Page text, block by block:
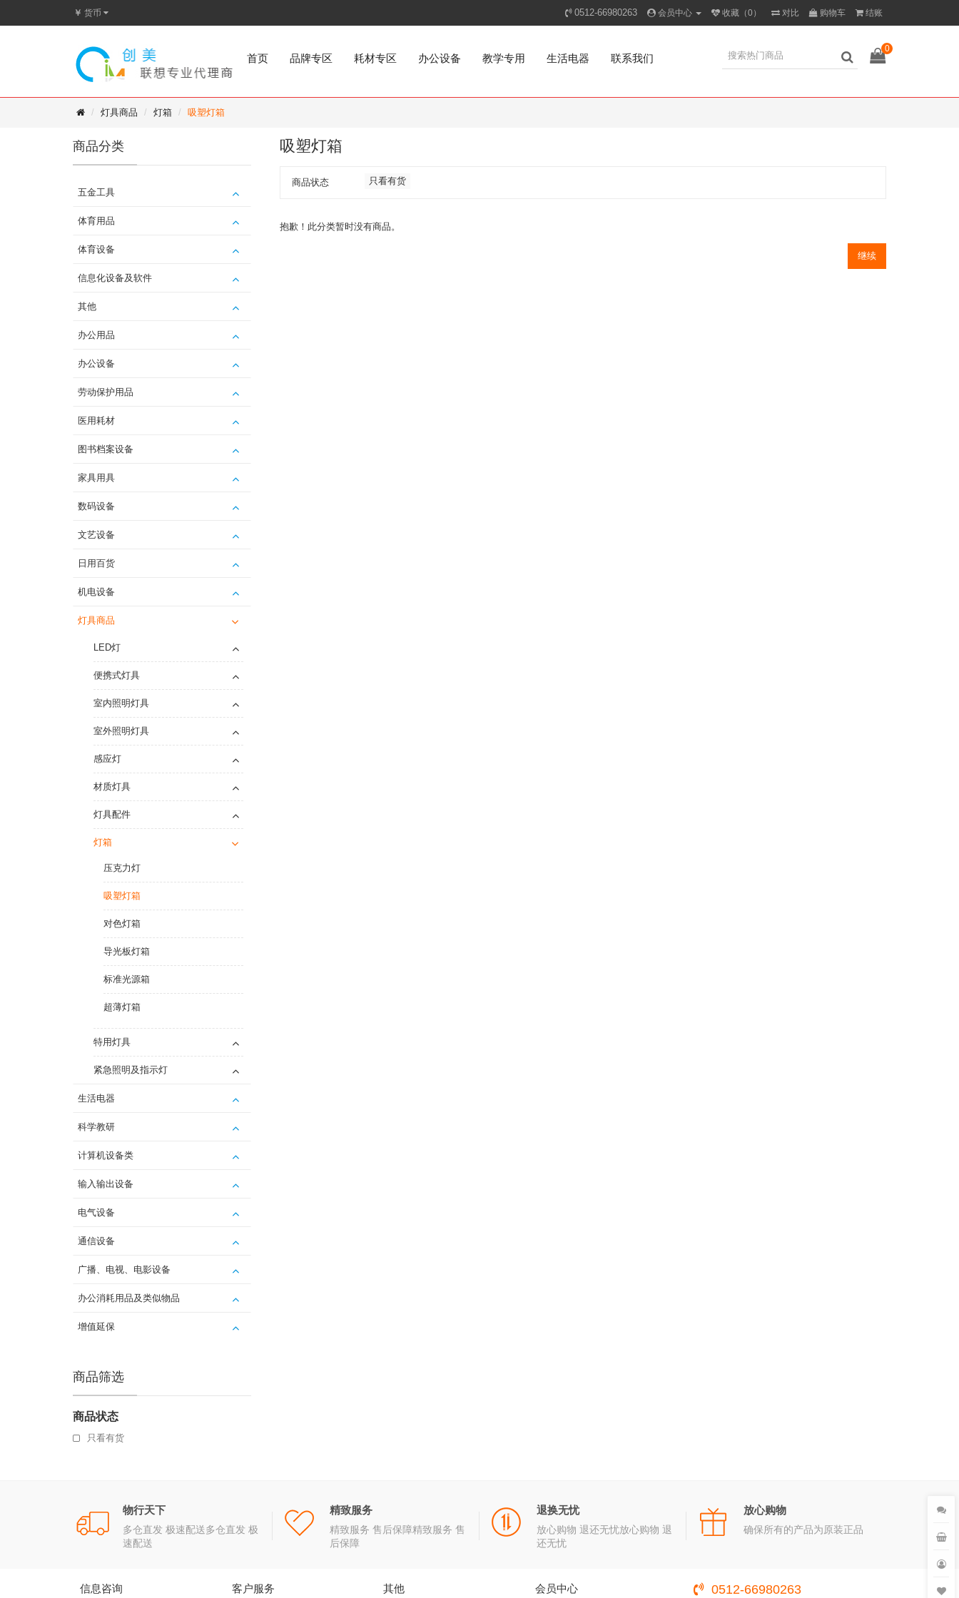
￥ 货币 0512-66980263 会员中心 收藏（0） 对比 购物车 结账
首页 品牌专区 耗材专区 办公设备 教学专用 生活电器 联系我们
0
灯具商品 灯箱 吸塑灯箱
商品分类
五金工具
体育用品
体育设备
信息化设备及软件
其他
办公用品
办公设备
劳动保护用品
医用耗材
图书档案设备
家具用具
数码设备
文艺设备
日用百货
机电设备
灯具商品
LED灯
便携式灯具
室内照明灯具
室外照明灯具
感应灯
材质灯具
灯具配件
灯箱
压克力灯
吸塑灯箱
对色灯箱
导光板灯箱
标准光源箱
超薄灯箱
特用灯具
紧急照明及指示灯
生活电器
科学教研
计算机设备类
输入输出设备
电气设备
通信设备
广播、电视、电影设备
办公消耗用品及类似物品
增值延保
商品筛选
商品状态
只看有货
吸塑灯箱
商品状态 只看有货
抱歉！此分类暂时没有商品。
继续
物行天下
多仓直发 极速配送多仓直发 极
速配送
精致服务
精致服务 售后保障精致服务 售
后保障
退换无忧
放心购物 退还无忧放心购物 退
还无忧
放心购物
确保所有的产品为原装正品
信息咨询 客户服务 其他 会员中心 0512-66980263